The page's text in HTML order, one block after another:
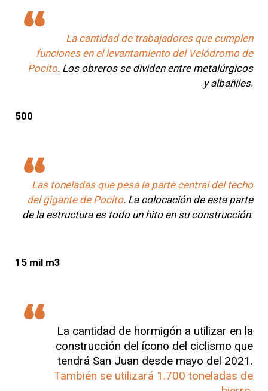
La cantidad de trabajadores que cumplen
funciones en el levantamiento del Velódromo de
Pocito. Los obreros se dividen entre metalúrgicos
y albañiles.
500
Las toneladas que pesa la parte central del techo
del gigante de Pocito. La colocación de esta parte
de la estructura es todo un hito en su construcción.
15 mil m3
La cantidad de hormigón a utilizar en la
construcción del ícono del ciclismo que
tendrá San Juan desde mayo del 2021.
También se utilizará 1.700 toneladas de